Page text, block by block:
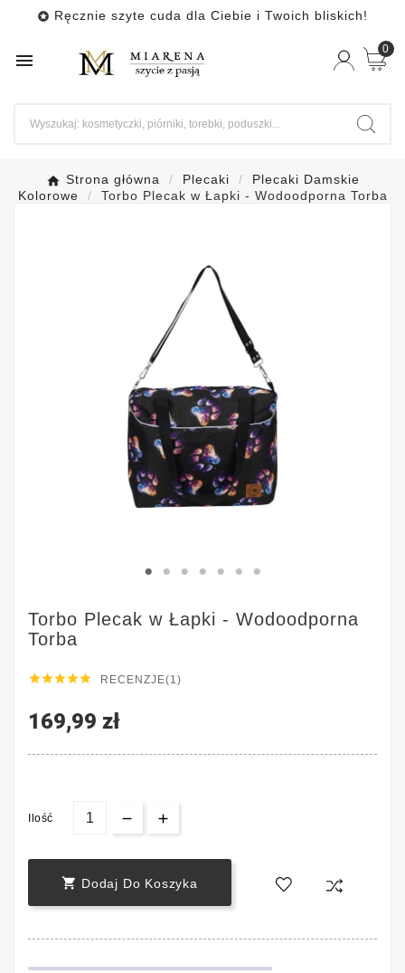
 Ręcznie szyte cuda dla Ciebie i Twoich bliskich!

0
Strona główna Plecaki
Plecaki Damskie
Kolorowe
Torbo Plecak w Łapki - Wodoodporna Torba
Torbo Plecak w Łapki - Wodoodporna
Torba
 RECENZJE(1)
169,99 zł
Ilość
 Dodaj Do Koszyka